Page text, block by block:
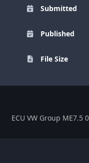
Submitted
Published
File Size
ECU VW Group ME7.5